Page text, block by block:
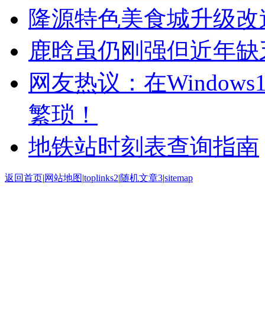
隆源特色美食城升级
鹿晗虽仍刚强但近年
网友热议：在
繁琐！
地铁站时刻表查询指南
返回首页|网站地图|toplinks2|随机文章3|sitemap